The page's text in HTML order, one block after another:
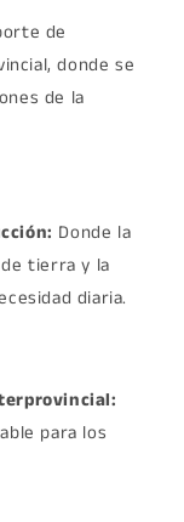
de
donde se
de la
Donde la
tierra y la
diaria.
para los